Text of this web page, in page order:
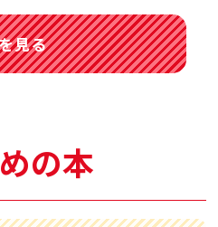
見る
の本